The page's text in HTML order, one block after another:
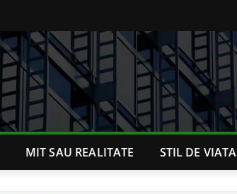
MIT SAU REALITATE STIL DE VIATA